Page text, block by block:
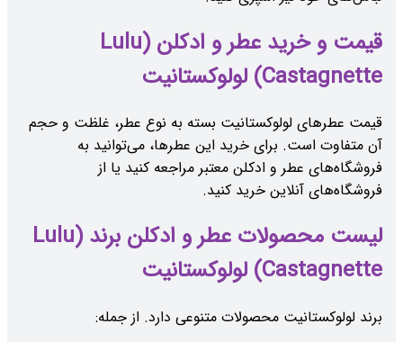
قیمت و خرید عطر و ادکلن (Lulu
Castagnette) لولوکستانیت
قیمت عطرهای لولوکستانیت بسته به نوع عطر، غلظت و حجم
آن متفاوت است. برای خرید این عطرها، می‌توانید به
فروشگاه‌های عطر و ادکلن معتبر مراجعه کنید یا از
فروشگاه‌های آنلاین خرید کنید.
لیست محصولات عطر و ادکلن برند (Lulu
Castagnette) لولوکستانیت
برند لولوکستانیت محصولات متنوعی دارد. از جمله: